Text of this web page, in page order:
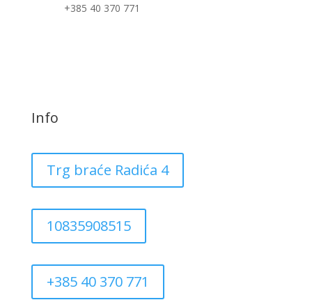
+385 40 370 771
Info
Trg braće Radića 4
10835908515
+385 40 370 771